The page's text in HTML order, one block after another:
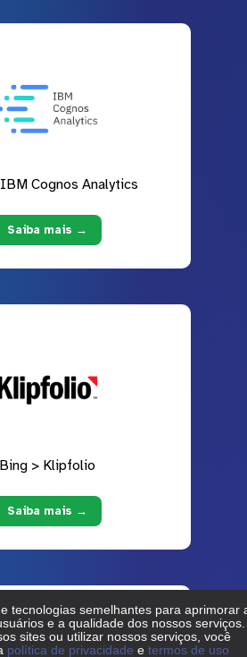
Cognos Analytics
Saiba mais →
Bing > Klipfolio
Saiba mais →